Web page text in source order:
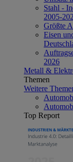
Stahl -
2005-
Größte
Eisen
2026
Metall &
Themen
Weitere
Top Report